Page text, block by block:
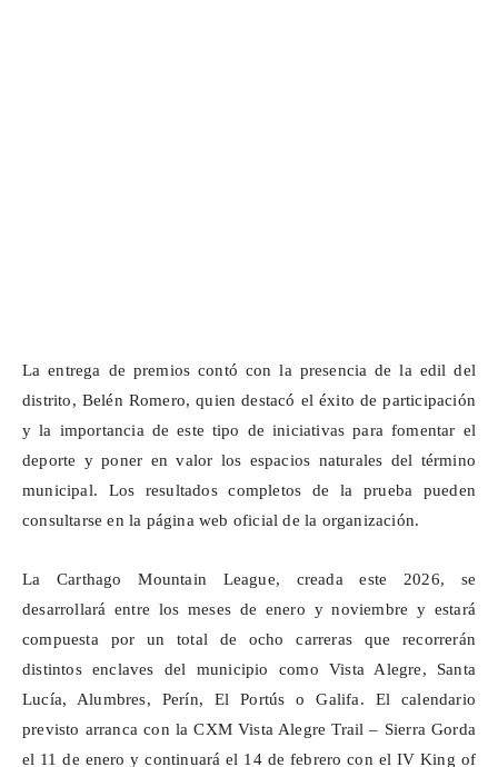
La entrega de premios contó con la presencia de la edil del
distrito, Belén Romero, quien destacó el éxito de participación
y la importancia de este tipo de iniciativas para fomentar el
deporte y poner en valor los espacios naturales del término
municipal. Los resultados completos de la prueba pueden
consultarse en la página web oficial de la organización.
LaCarthago
Mountain League, creada este 2026, se
desarrollará entre los meses de enero y noviembre y estará
compuesta por un total de ocho carreras que recorrerán
distintos enclaves del municipio como Vista Alegre, Santa
Lucía, Alumbres, Perín, ElPortús oGalifa. El calendario
previsto arranca con la CXM Vista Alegre Trail – Sierra Gorda
el 11 de enero y continuará el 14 de febrero con el IV King of